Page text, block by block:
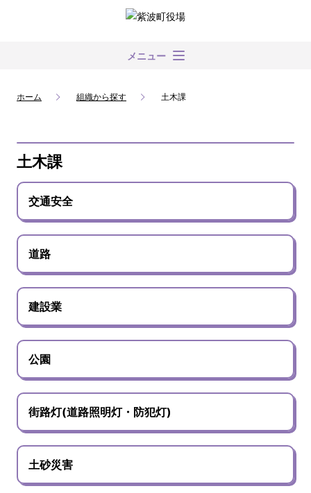
メニュー
ホーム 組織から探す 土木課
土木課
交通安全
道路
建設業
公園
街路灯(道路照明灯・防犯灯)
土砂災害